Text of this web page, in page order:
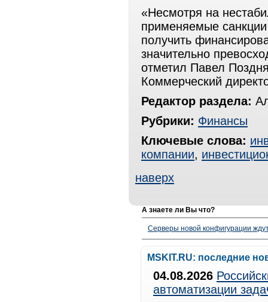
«Несмотря на
применяемые
получить
значительно
отметил Павел
Коммерческий
Редактор раздела:
Рубрики: Финансы
Ключевые слова:
компании,
наверх
А знаете ли Вы что?
Серверы новой конфигурации
MSKIT.RU: последние
04.08.2026
автоматизации